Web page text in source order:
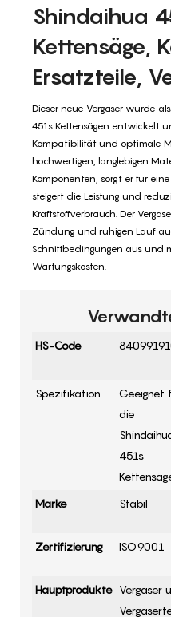
Shindaihua
Kettensäge,
Ersatzteile,
Dieser neue Vergaser wurde
451s Kettensägen entwickelt
Kompatibilität und optimale
hochwertigen, langlebigen
Komponenten, sorgt er für
steigert die Leistung und
Kraftstoffverbrauch. Der
Zündung und ruhigen Lauf
Schnittbedingungen aus und
Wartungskosten.
HS-Code
Spezifikation
Geeignet
die
451s
Marke Stabil
Zertifizierung ISO9001
Hauptprodukte Vergaser